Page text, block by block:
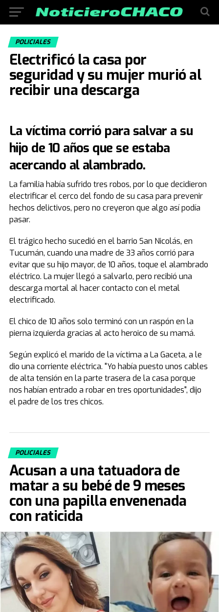
POLICIALES
Electrificó la casa por
seguridad y su mujer murió al
recibir una descarga
La víctima corrió para salvar a su
hijo de 10 años que se estaba
acercando al alambrado.
La familia había sufrido tres robos, por lo que decidieron
electrificar el cerco del fondo de su casa para prevenir
hechos delictivos, pero no creyeron que algo así podía
pasar.
El trágico hecho sucedió en el barrio San Nicolás, en
Tucumán, cuando una madre de 33 años corrió para
evitar que su hijo mayor, de 10 años, toque el alambrado
eléctrico. La mujer llegó a salvarlo, pero recibió una
descarga mortal al hacer contacto con el metal
electrificado.
El chico de 10 años solo terminó con un raspón en la
pierna izquierda gracias al acto heroico de su mamá.
Según explicó el marido de la víctima a La Gaceta, a le
dio una corriente eléctrica. "Yo había puesto unos cables
de alta tensión en la parte trasera de la casa porque
nos habían entrado a robar en tres oportunidades", dijo
el padre de los tres chicos.
POLICIALES
Acusan a una tatuadora de
matar a su bebé de 9 meses
con una papilla envenenada
con raticida